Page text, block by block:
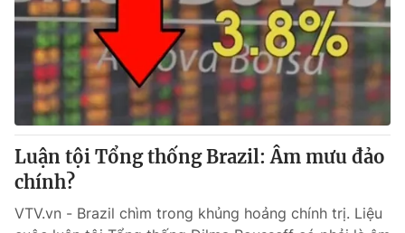
Luận tội Tổng thống Brazil: Âm mưu đảo
chính?
VTV.vn - Brazil chìm trong khủng hoảng chính trị. Liệu